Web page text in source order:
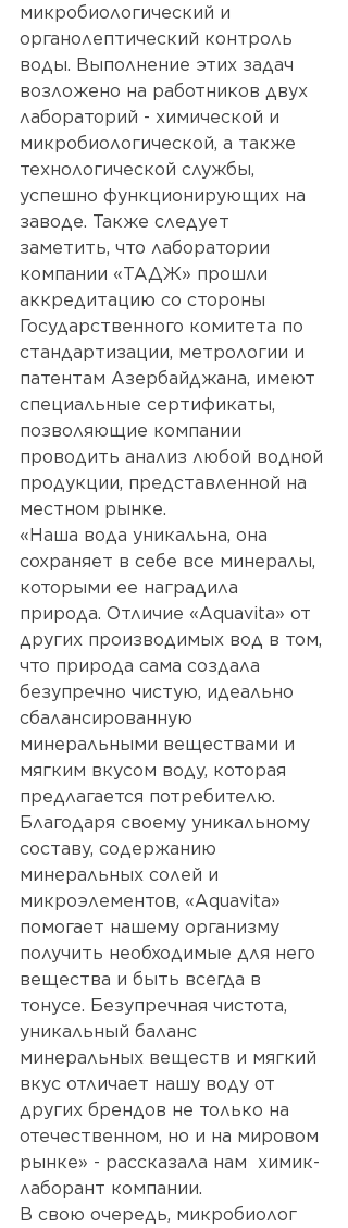
микробиологический и
органолептический контроль
воды. Выполнение этих задач
возложено на работников двух
лабораторий - химической и
микробиологической, а также
технологической службы,
успешно функционирующих на
заводе. Также следует
заметить, что лаборатории
компании «TAДЖ» прошли
аккредитацию со стороны
Государственного комитета по
стандартизации, метрологии и
патентам Азербайджана, имеют
специальные сертификаты,
позволяющие компании
проводить анализ любой водной
продукции, представленной на
местном рынке.
«Наша вода уникальна, она
сохраняет в себе все минералы,
которыми ее наградила
природа. Отличие «Aquavita» от
других производимых вод в том,
что природа сама создала
безупречно чистую, идеально
сбалансированную
минеральными веществами и
мягким вкусом воду, которая
предлагается потребителю.
Благодаря своему уникальному
составу, содержанию
минеральных солей и
микроэлементов, «Aquavita»
помогает нашему организму
получить необходимые для него
вещества и быть всегда в
тонусе. Безупречная чистота,
уникальный баланс
минеральных веществ и мягкий
вкус отличает нашу воду от
других брендов не только на
отечественном, но и на мировом
рынке» - рассказала нам  химик-
лаборант компании.
В свою очередь, микробиолог